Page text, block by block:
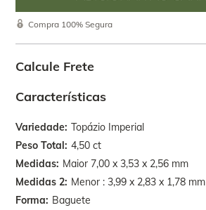
Características
Variedade Topázio Imperial
Peso Total 4,50 ct
Medidas Maior 7,00 x 3,53 x 2,56 mm
Medidas 2 Menor : 3,99 x 2,83 x 1,78 mm
Forma Baguete
Compra 100% Segura
Calcule Frete